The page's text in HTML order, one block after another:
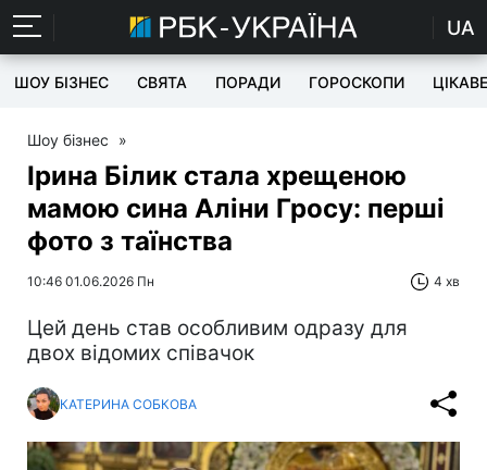
UA
ШОУ БІЗНЕС СВЯТА ПОРАДИ ГОРОСКОПИ ЦІКАВЕ
Шоу бізнес »
Ірина Білик стала хрещеною
мамою сина Аліни Гросу: перші
фото з таїнства
10:46 01.06.2026 Пн 4 хв
Цей день став особливим одразу для
двох відомих співачок
КАТЕРИНА СОБКОВА